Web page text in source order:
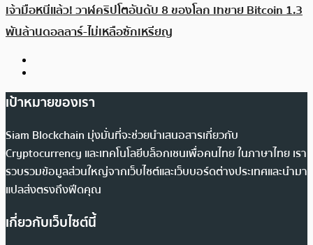
เจ้ามือหนีแล้ว! วาฬคริปโตอันดับ 8 ของโลก เทขาย Bitcoin 1.3
พันล้านดอลลาร์-ไม่เหลือซักเหรียญ
เป้าหมายของเรา
Siam Blockchain มุ่งมั่นที่จะช่วยนำเสนอสารเกี่ยวกับ
Cryptocurrency และเทคโนโลยีบล็อกเชนเพื่อคนไทย ในภาษาไทย เรา
รวบรวมข้อมูลส่วนใหญ่จากเว็บไซต์และเว็บบอร์ดต่างประเทศและนำมา
แปลส่งตรงถึงฟีดคุณ
เกี่ยวกับเว็บไซต์นี้